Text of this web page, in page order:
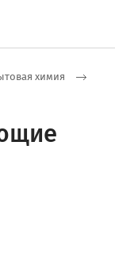
химия